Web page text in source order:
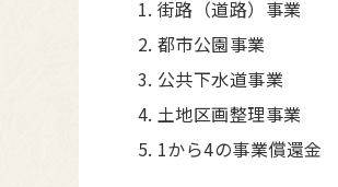
街路（道路）事業
都市公園事業
公共下水道事業
土地区画整理事業
1から4の事業償還金